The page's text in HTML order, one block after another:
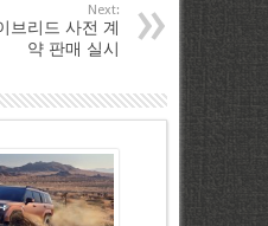
Next:
브리드 사전 계
약 판매 실시